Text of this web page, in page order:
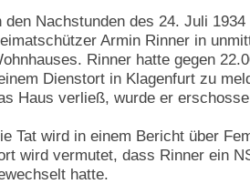
den Nachstunden des 24. Juli
Armin Rinner in
Rinner hatte gegen
Dienstort in Klagenfurt zu
Haus verließ, wurde er
Tat wird in einem Bericht über
wird vermutet, dass Rinner ein
hatte.